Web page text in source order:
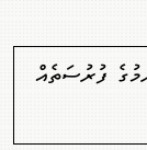
ފުރުސަތެއް